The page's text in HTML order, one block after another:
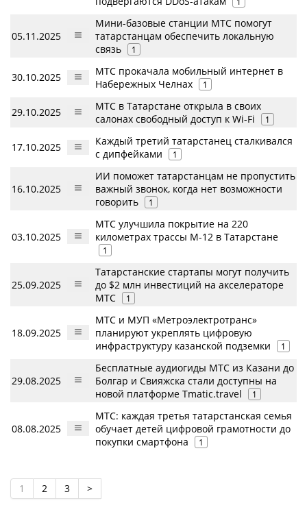
05.11.2025
Мини-базовые станции МТС помогут
татарстанцам обеспечить локальную
связь
1
30.10.2025
МТС прокачала мобильный интернет в
Набережных Челнах
1
29.10.2025
МТС в Татарстане открыла в своих
салонах свободный доступ к Wi-Fi
1
17.10.2025
Каждый третий татарстанец сталкивался
с дипфейками
1
16.10.2025
ИИ поможет татарстанцам не пропустить
важный звонок, когда нет возможности
говорить
1
03.10.2025
МТС улучшила покрытие на 220
километрах трассы М-12 в Татарстане
1
25.09.2025
Татарстанские стартапы могут получить
до $2 млн инвестиций на акселераторе
МТС
1
18.09.2025
МТС и МУП «Метроэлектротранс»
планируют укреплять цифровую
инфраструктуру казанской подземки
1
29.08.2025
Бесплатные аудиогиды МТС из Казани до
Болгар и Свияжска стали доступны на
новой платформе Tmatic.travel
1
08.08.2025
МТС: каждая третья татарстанская семья
обучает детей цифровой грамотности до
покупки смартфона
1
1 2 3 >